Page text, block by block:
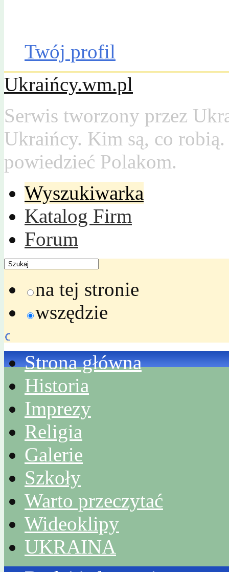
Twój profil
Ukraińcy.wm.pl
Serwis tworzony przez
Ukraińcy. Kim są, co
powiedzieć Polakom.
Wyszukiwarka
Katalog Firm
Forum
na tej stronie
wszędzie
Strona główna
Historia
Imprezy
Religia
Galerie
Szkoły
Warto przeczytać
Wideoklipy
UKRAINA